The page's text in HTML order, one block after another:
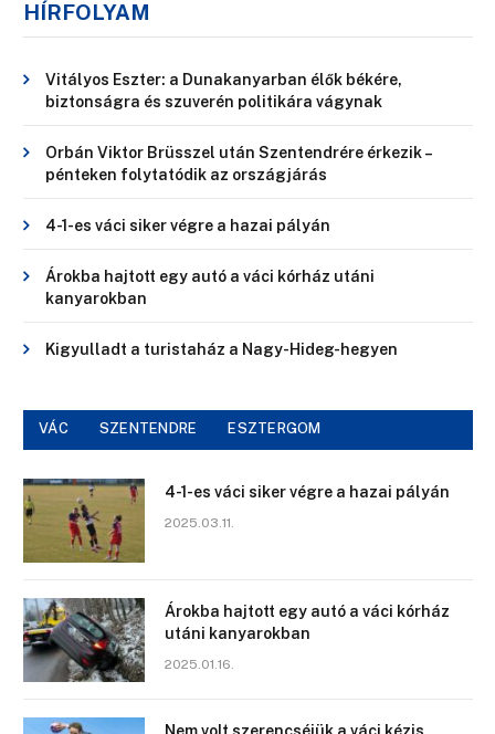
HÍRFOLYAM
Vitályos Eszter: a Dunakanyarban élők békére,
biztonságra és szuverén politikára vágynak
Orbán Viktor Brüsszel után Szentendrére érkezik –
pénteken folytatódik az országjárás
4-1-es váci siker végre a hazai pályán
Árokba hajtott egy autó a váci kórház utáni
kanyarokban
Kigyulladt a turistaház a Nagy-Hideg-hegyen
VÁC SZENTENDRE ESZTERGOM
4-1-es váci siker végre a hazai pályán
2025.03.11.
Árokba hajtott egy autó a váci kórház
utáni kanyarokban
2025.01.16.